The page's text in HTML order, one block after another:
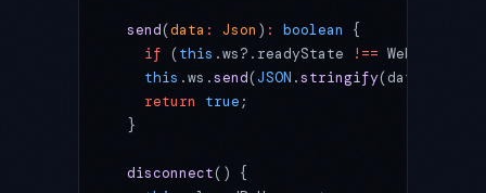
  send
(data : Json ) : boolean
{
    if
(this .ws?.readyState !== WebSocket.
    this
.ws.send(JSON .stringify(data));
    return
true ;
  }
  disconnect
() {